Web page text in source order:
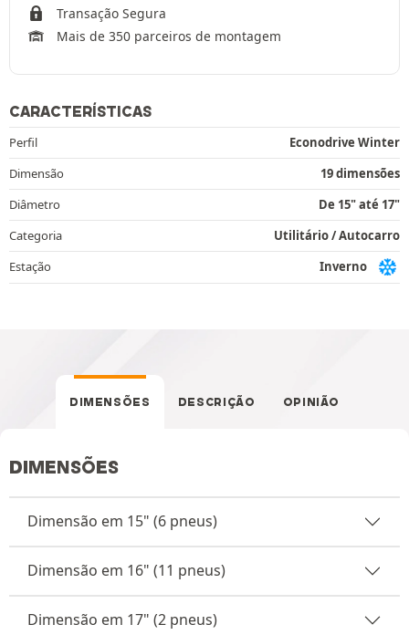
Transação Segura
Mais de 350 parceiros de montagem
CARACTERÍSTICAS
Perfil
Econodrive Winter
Dimensão
19 dimensões
Diâmetro
De 15" até 17"
Categoria
Utilitário / Autocarro
Estação
Inverno
DIMENSÕES DESCRIÇÃO OPINIÃO
DIMENSÕES
Dimensão em 15" (6 pneus)
Dimensão em 16" (11 pneus)
Dimensão em 17" (2 pneus)